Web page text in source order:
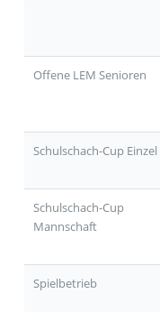
Offene LEM Senioren
Schulschach-Cup Einzel
Schulschach-Cup
Mannschaft
Spielbetrieb